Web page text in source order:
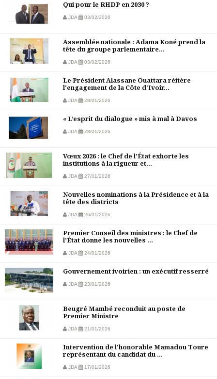
Qui pour le RHDP en 2030 ?
JDA 03/02/2026
Assemblée nationale : Adama Koné prend la
tête du groupe parlementaire...
JDA 03/02/2026
Le Président Alassane Ouattara réitère
l'engagement de la Côte d'Ivoir...
JDA 28/01/2026
« L’esprit du dialogue » mis à mal à Davos
JDA 28/01/2026
Vœux 2026 : le Chef de l’État exhorte les
institutions à la rigueur et...
JDA 27/01/2026
Nouvelles nominations à la Présidence et à la
tête des districts
JDA 26/01/2026
Premier Conseil des ministres : le Chef de
l’État donne les nouvelles ...
JDA 24/01/2026
Gouvernement ivoirien : un exécutif resserré
JDA 23/01/2026
Beugré Mambé reconduit au poste de
Premier Ministre
JDA 21/01/2026
Intervention de l'honorable Mamadou Toure
représentant du candidat du ...
JDA 17/01/2026